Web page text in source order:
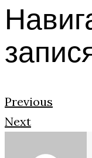
Previous
Next